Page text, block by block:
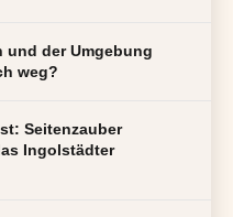
und der Umgebung
weg?
Seitenzauber
Ingolstädter